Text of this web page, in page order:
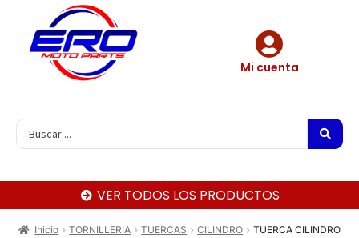
Mi cuenta
VER TODOS LOS PRODUCTOS
Inicio TORNILLERIA TUERCAS CILINDRO
TUERCA CILINDRO